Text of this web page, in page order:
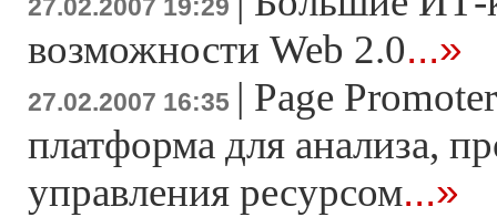
27.02.2007 19:29
возможности Web 2.0...»
27.02.2007 16:35 | Page
платформа для анализа,
управления ресурсом...»